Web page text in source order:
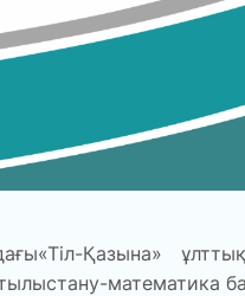
Қазына»
математика